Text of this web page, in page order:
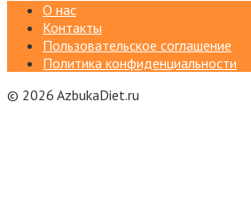
О нас
Контакты
Пользовательское соглашение
Политика конфиденциальности
© 2026 AzbukaDiet.ru